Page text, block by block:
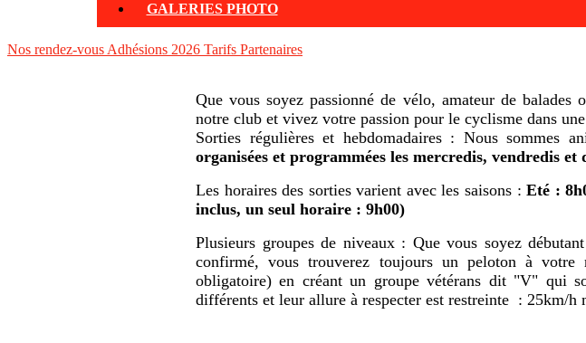
GALERIES PHOTO
Nos rendez-vous Adhésions 2026 Tarifs Partenaires
Que vous soyez passionné de vélo, amateur de
notre club et vivez votre passion pour le cyclisme dans
Sorties régulières et hebdomadaires : Nous sommes
organisées et programmées les mercredis, vendredis et
Les horaires des sorties varient avec les saisons :Eté :
inclus, un seul horaire : 9h00)
Plusieurs groupes de niveaux : Que vous soyez
confirmé, vous trouverez toujours un peloton à votre
obligatoire) en créant un groupe vétérans dit "V" qui
différents et leur allure à respecter est restreinte : 25km/